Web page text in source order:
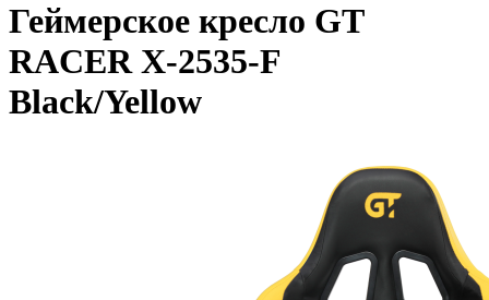
Геймерское кресло GT
RACER X-2535-F
Black/Yellow